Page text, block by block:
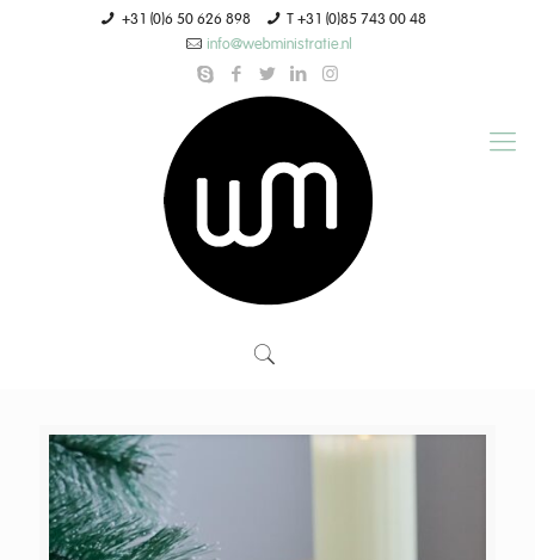
+31 (0)6 50 626 898
T +31 (0)85 743 00 48
info@webministratie.nl